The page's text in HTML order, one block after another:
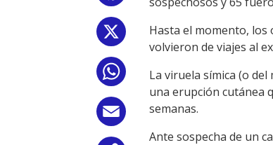
WhatsApp
Email
Hasta el momento, los
volvieron de viajes al
La viruela símica (o
una erupción cutánea
semanas.
Ante sospecha de un